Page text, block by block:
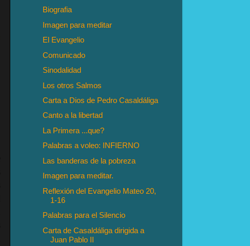
Biografia
Imagen para meditar
El Evangelio
Comunicado
Sinodalidad
Los otros Salmos
Carta a Dios de Pedro Casaldáliga
Canto a la libertad
La Primera ...que?
Palabras a voleo: INFIERNO
Las banderas de la pobreza
Imagen para meditar.
Reflexión del Evangelio Mateo 20,
1-16
Palabras para el Silencio
Carta de Casaldáliga dirigida a
Juan Pablo II